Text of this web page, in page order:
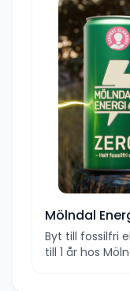
Mölndal
Byt till fossilfri
till 1 år hos